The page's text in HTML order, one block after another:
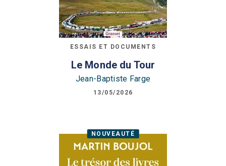
ESSAIS ET DOCUMENTS
Le Monde du Tour
Jean-Baptiste Farge
13/05/2026
NOUVEAUTÉ